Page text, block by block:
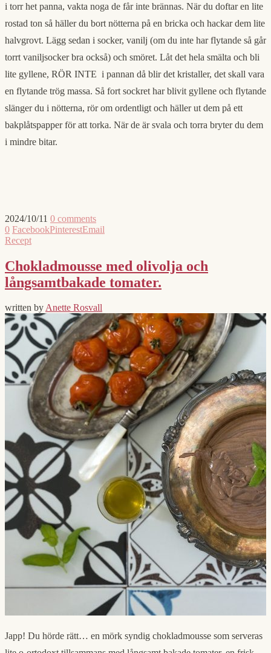
i torr het panna, vakta noga de får inte brännas. När du doftar en lite
rostad ton så häller du bort nötterna på en bricka och hackar dem lite
halvgrovt. Lägg sedan i socker, vanilj (om du inte har flytande så går
torrt vaniljsocker bra också) och smöret. Låt det hela smälta och bli
lite gyllene, RÖR INTE i pannan då blir det kristaller, det skall vara
en flytande trög massa. Så fort sockret har blivit gyllene och flytande
slänger du i nötterna, rör om ordentligt och häller ut dem på ett
bakplåtspapper för att torka. När de är svala och torra bryter du dem
i mindre bitar.
2024/10/11 0 comments
0 FacebookPinterestEmail
Recept
Chokladmousse med olivolja och
långsamtbakade tomater.
written byAnette Rosvall
Japp! Du hörde rätt… en mörk syndig chokladmousse som serveras